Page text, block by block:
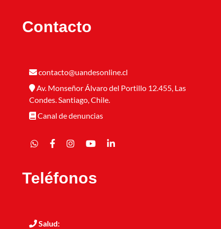
Contacto
contacto@uandesonline.cl
Av. Monseñor Álvaro del Portillo 12.455, Las
Condes. Santiago, Chile.
Canal de denuncias
Teléfonos
Salud: